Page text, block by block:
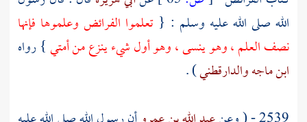
الله صلى الله عليه وسلم : { تعلموا الفرائض وعلموها فإنها
نصف العلم ، وهو ينسى ، وهو أول شيء ينزع من أمتي} رواه
ابن ماجهوالدارقطني) .